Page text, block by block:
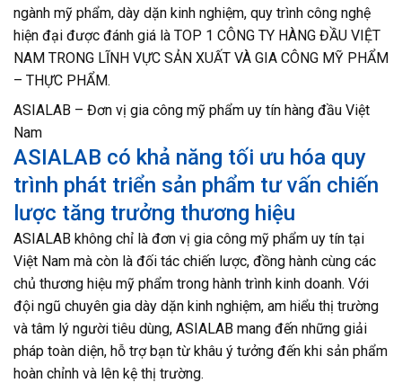
ngành mỹ phẩm, dày dặn kinh nghiệm, quy trình công nghệ
hiện đại được đánh giá là TOP 1 CÔNG TY HÀNG ĐẦU VIỆT
NAM TRONG LĨNH VỰC SẢN XUẤT VÀ GIA CÔNG MỸ PHẨM
– THỰC PHẨM.
ASIALAB – Đơn vị gia công mỹ phẩm uy tín hàng đầu Việt
Nam
ASIALAB có khả năng tối ưu hóa quy
trình phát triển sản phẩm tư vấn chiến
lược tăng trưởng thương hiệu
ASIALAB không chỉ là đơn vị gia công mỹ phẩm uy tín tại
Việt Nam mà còn là đối tác chiến lược, đồng hành cùng các
chủ thương hiệu mỹ phẩm trong hành trình kinh doanh. Với
đội ngũ chuyên gia dày dặn kinh nghiệm, am hiểu thị trường
và tâm lý người tiêu dùng, ASIALAB mang đến những giải
pháp toàn diện, hỗ trợ bạn từ khâu ý tưởng đến khi sản phẩm
hoàn chỉnh và lên kệ thị trường.